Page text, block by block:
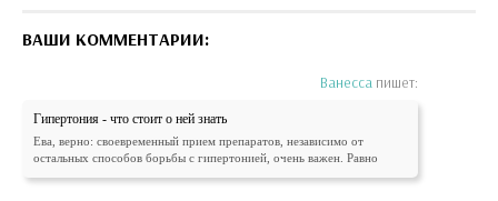
ВАШИ КОММЕНТАРИИ:
Ванесса пишет:
Гипертония - что стоит о ней знать
Ева, верно: своевременный прием препаратов, независимо от
остальных способов борьбы с гипертонией, очень важен. Равно